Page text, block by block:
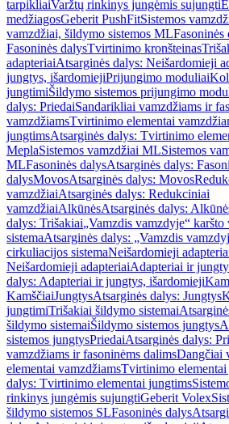
tarpikliaiVaržtų rinkinys jungėmis sujungti
medžiagosGeberit PushFitSistemos
vamzdžiai, šildymo sistemos MLFasoninės
Fasoninės dalysTvirtinimo kronšteinas
adapteriaiAtsarginės dalys: Neišardomieji
jungtys, išardomiejiPrijungimo moduliai
jungtimiŠildymo sistemos prijungimo
dalys: PriedaiSandarikliai vamzdžiams ir
vamzdžiamsTvirtinimo elementai
jungtimsAtsarginės dalys: Tvirtinimo
MeplaSistemos vamzdžiai MLSistemos
MLFasoninės dalysAtsarginės dalys:
dalysMovosAtsarginės dalys: Movos
vamzdžiaiAtsarginės dalys: Redukciniai
vamzdžiaiAlkūnėsAtsarginės dalys:
dalys: Trišakiai„Vamzdis vamzdyje“
sistemaAtsarginės dalys: „Vamzdis
cirkuliacijos sistemaNeišardomieji
Neišardomieji adapteriaiAdapteriai ir
dalys: Adapteriai ir jungtys, išardomieji
KamščiaiJungtysAtsarginės dalys: Jungtys
jungtimiTrišakiai šildymo sistemai
šildymo sistemaiŠildymo sistemos jungtys
sistemos jungtysPriedaiAtsarginės dalys:
vamzdžiams ir fasoninėms dalimsDangčiai
elementai vamzdžiamsTvirtinimo
dalys: Tvirtinimo elementai jungtims
rinkinys jungėmis sujungtiGeberit Volex
šildymo sistemos SLFasoninės dalys